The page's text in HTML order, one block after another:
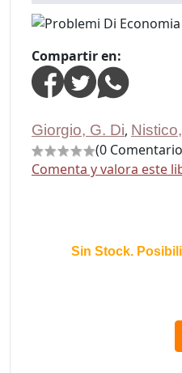
Compartir en:
Giorgio, G. Di,
(0
Comenta y valora este
Sin Stock.